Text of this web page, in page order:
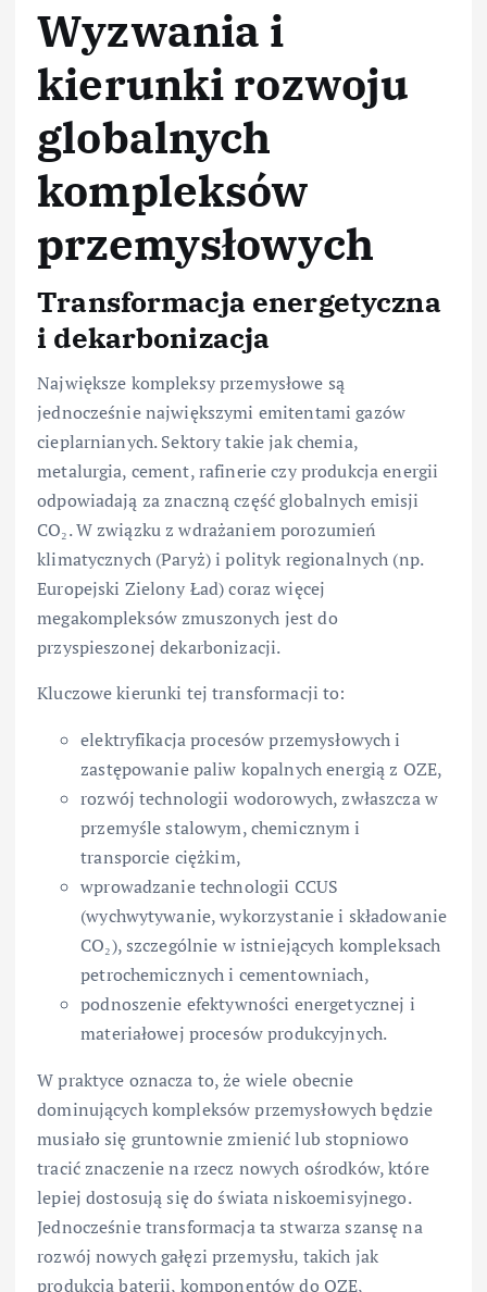
Wyzwania i
kierunki rozwoju
globalnych
kompleksów
przemysłowych
Transformacja energetyczna
i dekarbonizacja
Największe kompleksy przemysłowe są
jednocześnie największymi emitentami gazów
cieplarnianych. Sektory takie jak chemia,
metalurgia, cement, rafinerie czy produkcja energii
odpowiadają za znaczną część globalnych emisji
CO₂. W związku z wdrażaniem porozumień
klimatycznych (Paryż) i polityk regionalnych (np.
Europejski Zielony Ład) coraz więcej
megakompleksów zmuszonych jest do
przyspieszonej dekarbonizacji.
Kluczowe kierunki tej transformacji to:
elektryfikacja procesów przemysłowych i
zastępowanie paliw kopalnych energią z OZE,
rozwój technologii wodorowych, zwłaszcza w
przemyśle stalowym, chemicznym i
transporcie ciężkim,
wprowadzanie technologii CCUS
(wychwytywanie, wykorzystanie i składowanie
CO₂), szczególnie w istniejących kompleksach
petrochemicznych i cementowniach,
podnoszenie efektywności energetycznej i
materiałowej procesów produkcyjnych.
W praktyce oznacza to, że wiele obecnie
dominujących kompleksów przemysłowych będzie
musiało się gruntownie zmienić lub stopniowo
tracić znaczenie na rzecz nowych ośrodków, które
lepiej dostosują się do świata niskoemisyjnego.
Jednocześnie transformacja ta stwarza szansę na
rozwój nowych gałęzi przemysłu, takich jak
produkcja baterii, komponentów do OZE,